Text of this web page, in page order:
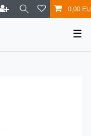
0,00
☰